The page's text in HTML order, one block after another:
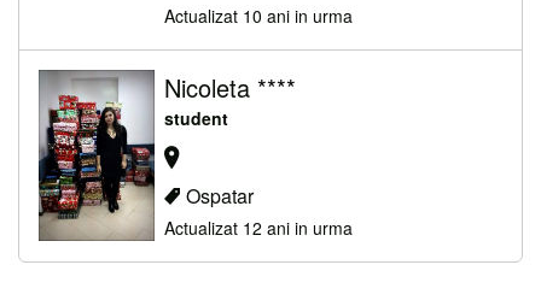
Actualizat 10 ani in urma
Nicoleta ****
student
Ospatar
Actualizat 12 ani in urma